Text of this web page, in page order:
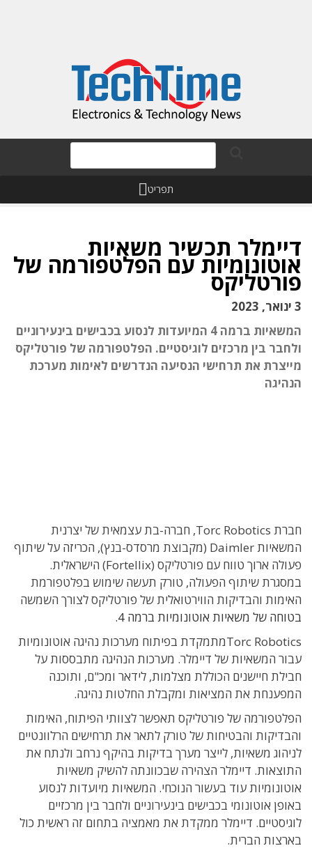
תפריט
דיימלר תכשיר משאיות
אוטונומיות עם הפלטפורמה של
פורטליקס
3 ינואר, 2023
המשאיות ברמה 4 המיועדות לנסוע בכבישים בינעירוניים
ולחבר בין מרכזים לוגיסטיים. הפלטפורמה של פורטליקס
מייצרת את תרחישי הנסיעה הנדרשים לאימות מערכת
הנהיגה
חברת Torc Robotics, חברה-בת עצמאית של יצרנית
המשאיות Daimler (מקבוצת מרסדס-בנץ), הכריזה על שיתוף
פעולה ארוך טווח עם פורטליקס (Fortellix) הישראלית.
במסגרת שיתוף הפעולה, טורק תעשה שימוש בפלטפורמת
האימות והבדיקות הווירטואלית של פורטליקס לצורך השמשה
בטוחה של משאיות אוטונומיות ברמה 4.
Torc Roboticsמתמקדת בפיתוח מערכות נהיגה אוטונומיות
עבור המשאיות של דיימלר. מערכות הנהיגה מתבססות על
חבילת חיישנים הכוללת מצלמות, לידאר ומכ"ם, ותוכנה
המפענחת את המציאות ומקבלת החלטות נהיגה.
הפלטפורמה של פורטליקס תאפשר לצוותי הפיתוח, האימות
והבדיקות והבטיחות של טורק לתאר את תרחישים הרלוונטיים
לניהוג משאיות, לייצר מערך בדיקות בהיקף נרחב ולנתח את
התוצאות. דיימלר הצהירה שבכוונתה להשיק משאיות
אוטונומיות עוד בעשור הנוכחי. המשאיות מיועדות לנסוע
באופן אוטונומי בכבישים בינעירוניים ולחבר בין מרכזיים
לוגיסטיים. דיימלר ממקדת את מאמציה בתחום זה ראשית כול
בארצות הברית.